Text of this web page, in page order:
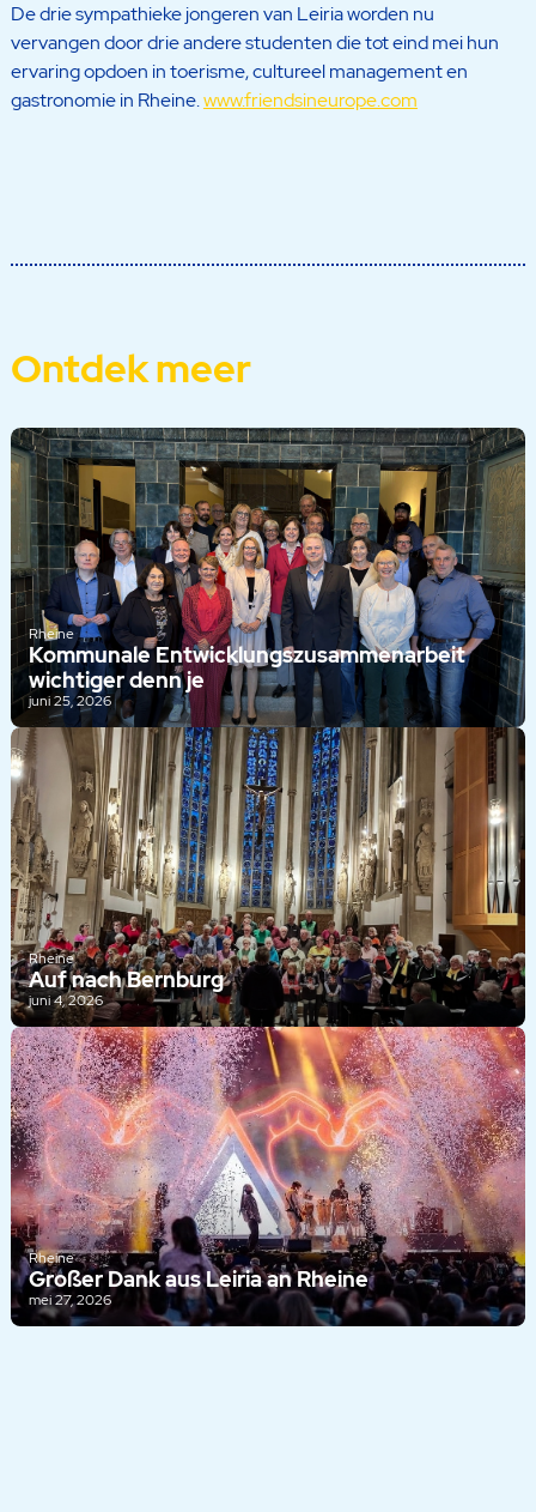
De drie sympathieke jongeren van Leiria worden nu
vervangen door drie andere studenten die tot eind mei hun
ervaring opdoen in toerisme, cultureel management en
gastronomie in Rheine.www.friendsineurope.com
Ontdek meer
Rheine
Kommunale Entwicklungszusammenarbeit
wichtiger denn je
juni 25, 2026
Rheine
Auf nach Bernburg
juni 4, 2026
Rheine
Großer Dank aus Leiria an Rheine
mei 27, 2026